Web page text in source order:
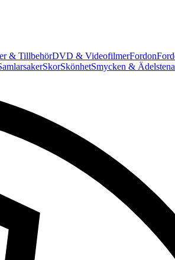
& TillbehörDVD & VideofilmerFordon
SkorSkönhetSmycken &